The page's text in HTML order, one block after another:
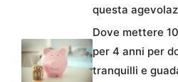
questa
Dove mettere
per 4 anni per
tranquilli e